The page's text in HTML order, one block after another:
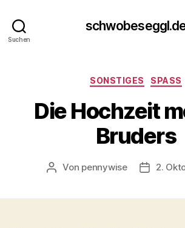
Suchen
Kategorien
SONSTIGES SPASS
Die Hochzeit
Bruders
Beitragsautor
Von pennywise 2.